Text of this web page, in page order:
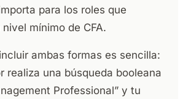
para los roles que
mínimo de CFA.
ambas formas es sencilla:
realiza una búsqueda booleana
Professional” y tu